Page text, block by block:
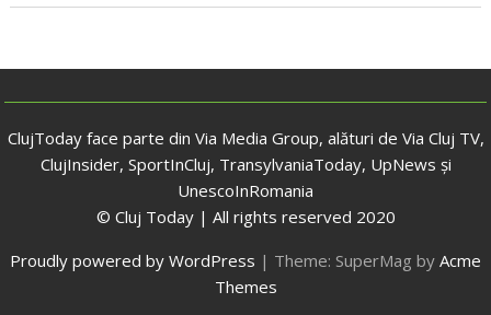
ClujToday face parte din Via Media Group, alături de Via Cluj TV,
ClujInsider, SportInCluj, TransylvaniaToday, UpNews și
UnescoInRomania
© Cluj Today | All rights reserved 2020
Proudly powered by WordPress | Theme: SuperMag by Acme
Themes